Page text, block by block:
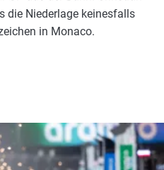
die Niederlage keinesfalls
in Monaco.